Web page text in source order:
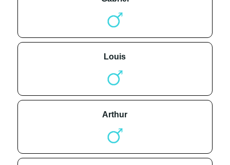
louis
arthur